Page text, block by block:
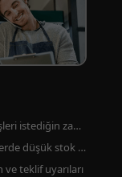
Siparişleri istediğin zaman takip et
Ürünlerde düşük stok uyarıları
ve teklif uyarıları